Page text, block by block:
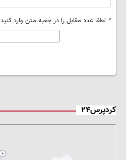
* لطفا عدد مقابل را در جعبه متن وارد کنید
کردپرس۲۴